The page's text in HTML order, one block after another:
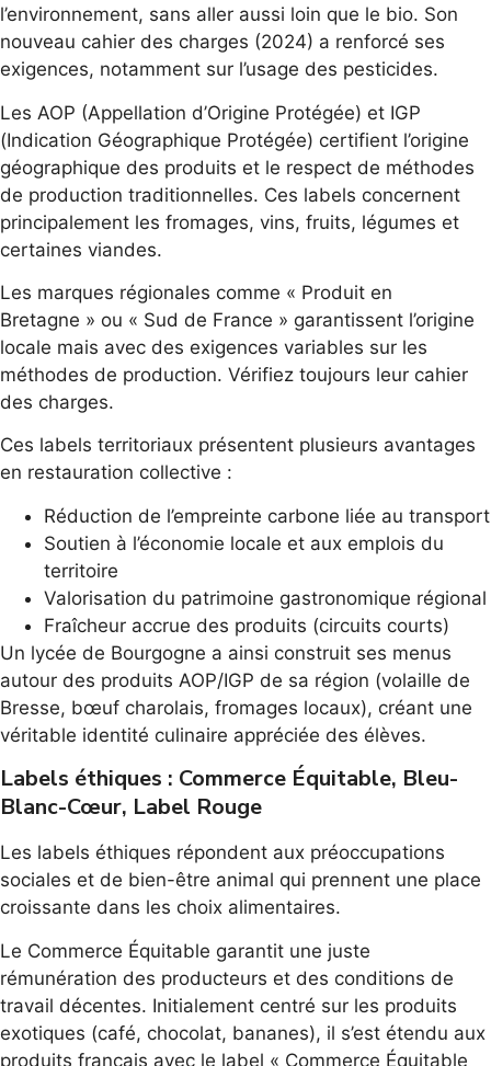
l’environnement, sans aller aussi loin que le bio. Son
nouveau cahier des charges (2024) a renforcé ses
exigences, notamment sur l’usage des pesticides.
Les AOP (Appellation d’Origine Protégée) et IGP
(Indication Géographique Protégée) certifient l’origine
géographique des produits et le respect de méthodes
de production traditionnelles. Ces labels concernent
principalement les fromages, vins, fruits, légumes et
certaines viandes.
Les marques régionales comme « Produit en
Bretagne » ou « Sud de France » garantissent l’origine
locale mais avec des exigences variables sur les
méthodes de production. Vérifiez toujours leur cahier
des charges.
Ces labels territoriaux présentent plusieurs avantages
en restauration collective :
Réduction de l’empreinte carbone liée au transport
Soutien à l’économie locale et aux emplois du
territoire
Valorisation du patrimoine gastronomique régional
Fraîcheur accrue des produits (circuits courts)
Un lycée de Bourgogne a ainsi construit ses menus
autour des produits AOP/IGP de sa région (volaille de
Bresse, bœuf charolais, fromages locaux), créant une
véritable identité culinaire appréciée des élèves.
Labels éthiques : Commerce Équitable, Bleu-
Blanc-Cœur, Label Rouge
Les labels éthiques répondent aux préoccupations
sociales et de bien-être animal qui prennent une place
croissante dans les choix alimentaires.
Le Commerce Équitable garantit une juste
rémunération des producteurs et des conditions de
travail décentes. Initialement centré sur les produits
exotiques (café, chocolat, bananes), il s’est étendu aux
produits français avec le label « Commerce Équitable